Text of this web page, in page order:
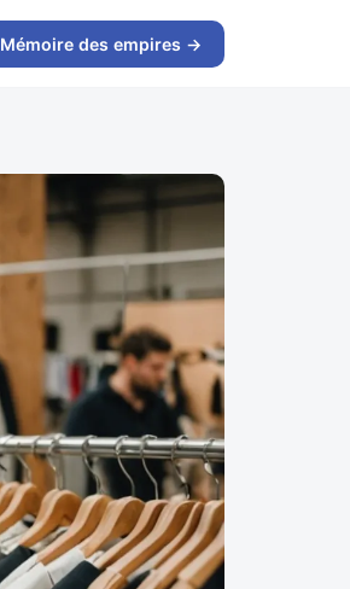
Mémoire des empires →